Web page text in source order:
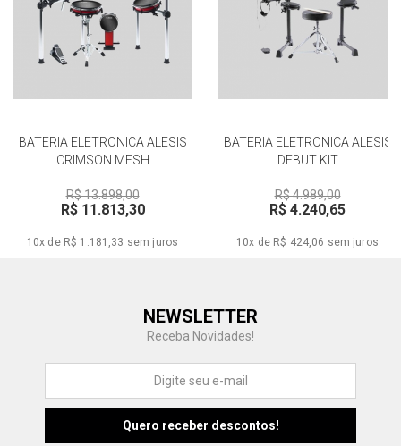
BATERIA ELETRONICA ALESIS
CRIMSON MESH
R$ 13.898,00
R$ 11.813,30
10x de R$ 1.181,33 sem juros
BATERIA ELETRONICA ALESIS
DEBUT KIT
R$ 4.989,00
R$ 4.240,65
10x de R$ 424,06 sem juros
NEWSLETTER
Receba Novidades!
Fu Fujisom